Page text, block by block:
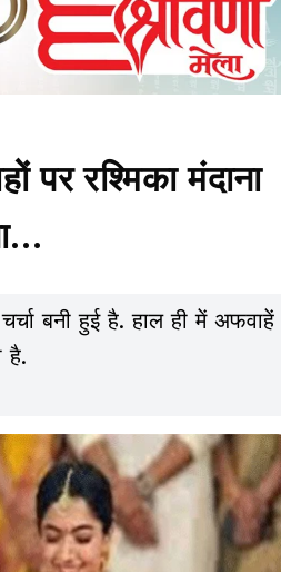
पर रश्मिका मंदाना
बनी हुई है. हाल ही में अफवाहें
है.